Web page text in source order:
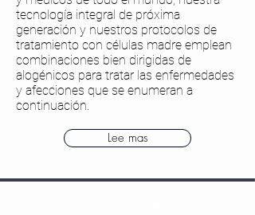
tecnología integral de próxima
generación y nuestros protocolos de
tratamiento con células madre emplean
combinaciones bien dirigidas de
alogénicos para tratar las enfermedades
y afecciones que se enumeran a
continuación.
Lee mas